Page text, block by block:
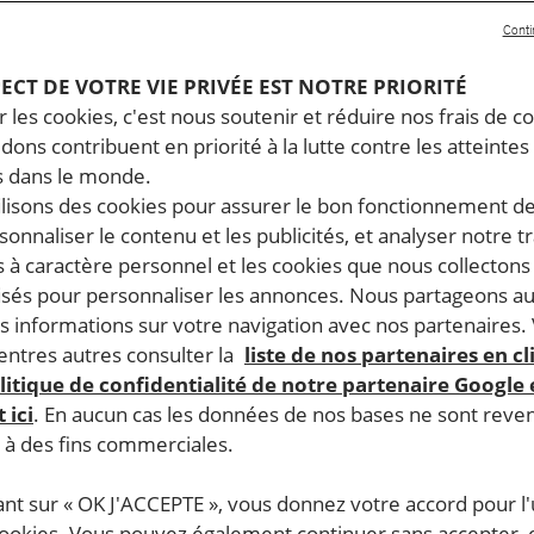
Amnesty International analyse dans son rapport annuel
humains dans le monde. Un an d’enquête, 144
ce qu’il faut savoir sur les droits humains en
en 2025.
militant·e·s de la société civile et les journalistes
pas comme appartenant à l’un des trois
des lois reconnaissant le féminicide et renforçant les
partout dans le pays. Certaines personnes ont
DE VOTRE VIE PRIVÉE EST NOTRE PRIORITÉ
les cookies, c'est nous soutenir et réduire nos frais de
contribuent en priorité à la lutte contre les
dans le monde.
des cookies pour assurer le bon fonctionnement
le contenu et les publicités, et analyser notre
à caractère personnel et les cookies que nous
pour personnaliser les annonces. Nous partageons
informations sur votre navigation avec nos partenaires.
autres consulter la liste de nos partenaires en
de confidentialité de notre partenaire Google
ici. En aucun cas les données de nos bases ne sont
des fins commerciales.
sur « OK J'ACCEPTE », vous donnez votre accord pour